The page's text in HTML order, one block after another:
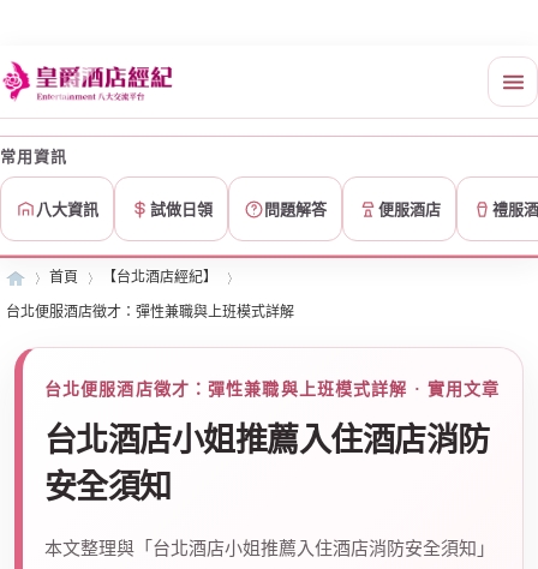
常用資訊
八大資訊 試做日領 問題解答 便服酒店 禮服
首頁
›
【台北酒店經紀】
›
台北便服酒店徵才：彈性兼職與上班模式詳解
台北便服酒店徵才：彈性兼職與上班模式詳解 · 實用文章
台北酒店小姐推薦入住酒店消防
安全須知
本文整理與「台北酒店小姐推薦入住酒店消防安全須知」